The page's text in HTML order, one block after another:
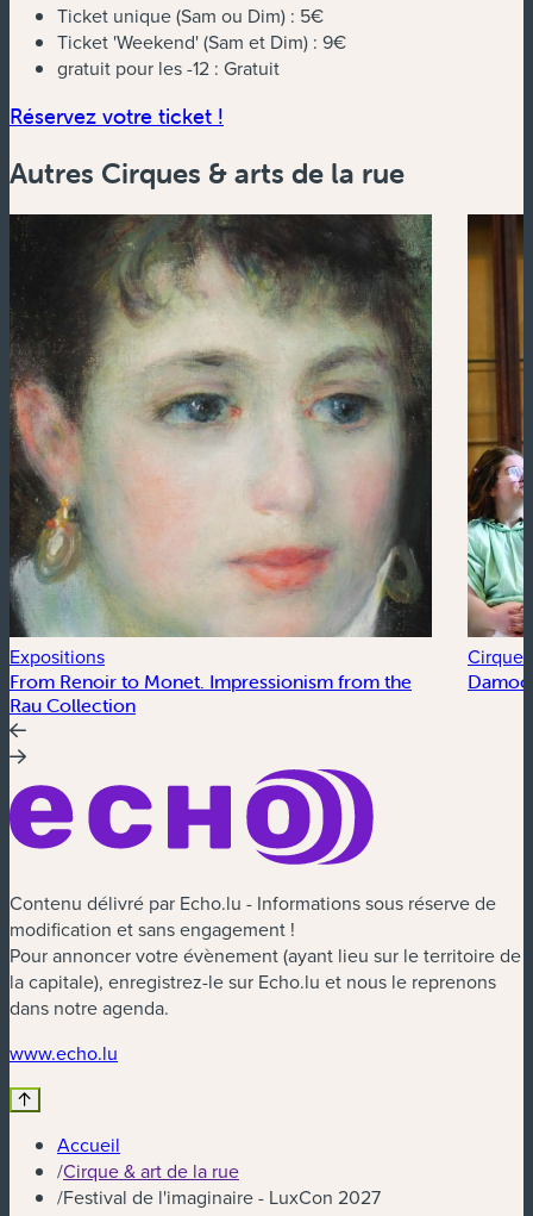
Ticket unique (Sam ou Dim) : 5€
Ticket 'Weekend' (Sam et Dim) : 9€
gratuit pour les -12 : Gratuit
Réservez votre ticket !
Autres Cirques & arts de la rue
Expositions
From Renoir to Monet. Impressionism from the
Rau Collection
Cirque
Contenu délivré par Echo.lu - Informations sous réserve de
modification et sans engagement !
Pour annoncer votre évènement (ayant lieu sur le territoire de
la capitale), enregistrez-le sur Echo.lu et nous le reprenons
dans notre agenda.
www.echo.lu
Accueil
/Cirque & art de la rue
/Festival de l'imaginaire - LuxCon 2027